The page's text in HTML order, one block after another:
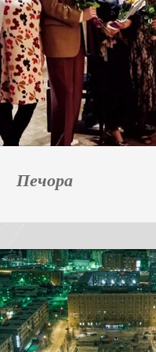
Печора